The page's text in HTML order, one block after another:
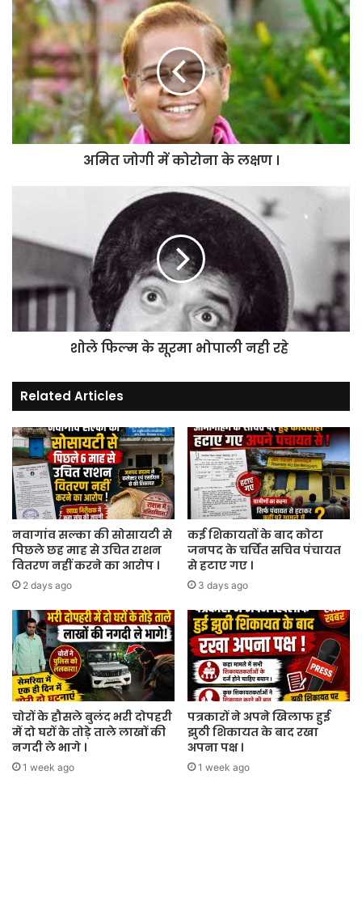
अमित
जोगी
में
कोरोना
के
लक्षण
।
अमित जोगी में कोरोना के लक्षण ।
सूरमा
शोले फिल्म के सूरमा भोपाली नही रहे
Related Articles
नवागांव सल्का की सोसायटी से
पिछले छह माह से उचित राशन
वितरण नहीं करने का आरोप ।
2 days ago
कई शिकायतों के बाद कोटा
जनपद के चर्चित सचिव पंचायत
से हटाए गए ।
3 days ago
चोरों के हौसले बुलंद भरी दोपहरी
में दो घरों के तोड़े ताले लाखों की
नगदी ले भागे ।
1 week ago
पत्रकारों ने अपने खिलाफ हुई
झुठी शिकायत के बाद रखा
अपना पक्ष ।
1 week ago